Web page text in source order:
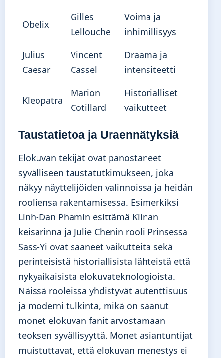
Obelix
Gilles
Lellouche
Voima ja
inhimillisyys
Julius
Caesar
Vincent
Cassel
Draama ja
intensiteetti
Kleopatra
Marion
Cotillard
Historialliset
vaikutteet
Taustatietoa ja Uraennätyksiä
Elokuvan tekijät ovat panostaneet
syvälliseen taustatutkimukseen, joka
näkyy näyttelijöiden valinnoissa ja heidän
rooliensa rakentamisessa. Esimerkiksi
Linh-Dan Phamin esittämä Kiinan
keisarinna ja Julie Chenin rooli Prinsessa
Sass-Yi ovat saaneet vaikutteita sekä
perinteisistä historiallisista lähteistä että
nykyaikaisista elokuvateknologioista.
Näissä rooleissa yhdistyvät autenttisuus
ja moderni tulkinta, mikä on saanut
monet elokuvan fanit arvostamaan
teoksen syvällisyyttä. Monet asiantuntijat
muistuttavat, että elokuvan menestys ei